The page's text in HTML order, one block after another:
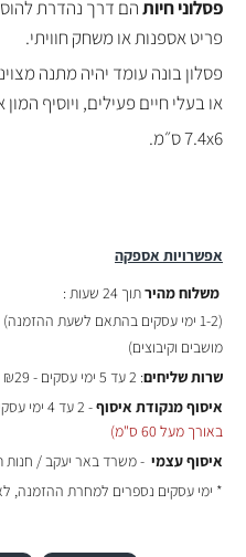
אפשרויות אספקה
משלוח מהירתוך 24 שעות :
(1-2 ימי עסקים בהתאם לשעת ההזמנה)
מושבים וקיבוצים)
שרות שליחים: 2 עד 5 ימי עסקים - ₪29
איסוף מנקודת איסוף- 2 עד 4 ימי עסקים - ₪20
באורך מעל 60 ס"מ)
איסוף עצמי - משרד באר יעקב / חנות תל אביב, 1 - 4
* ימי עסקים נספרים למחרת ההזמנה,
פסלוני חיותהם דרך נהדרת
פריט אספנות או משחק חוויתי.
פסלון בונה עומד יהיה מתנה
או בעלי חיים פעילים, ויוסיף
7.4x6 ס״מ.